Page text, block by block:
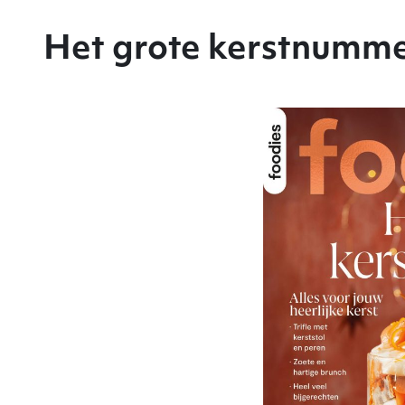
Het grote